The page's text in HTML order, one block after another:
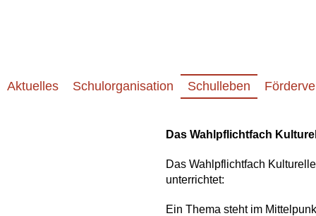
Aktuelles Schulorganisation Schulleben
Das Wahlpflichtfach
Das Wahlpflichtfach
unterrichtet:
Ein Thema steht im